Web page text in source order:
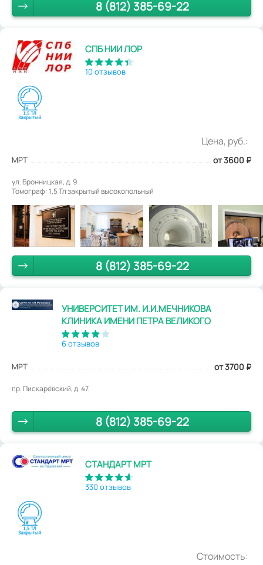
8 (812) 385-69-22
СПБ НИИ ЛОР
10 отзывов
Цена, руб.:
МРТ от 3600 ₽
ул. Бронницкая, д. 9 .
Томограф: 1,5 Тл закрытый высокопольный
8 (812) 385-69-22
УНИВЕРСИТЕТ ИМ. И.И.МЕЧНИКОВА
КЛИНИКА ИМЕНИ ПЕТРА ВЕЛИКОГО
6 отзывов
МРТ от 3700 ₽
пр. Пискарёвский, д. 47.
8 (812) 385-69-22
СТАНДАРТ МРТ
330 отзывов
Стоимость: